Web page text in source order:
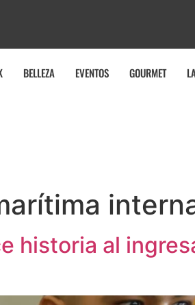
BELLEZA EVENTOS GOURMET
historia al